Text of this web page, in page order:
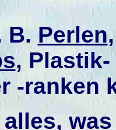
B.Perlen
,
-ranken